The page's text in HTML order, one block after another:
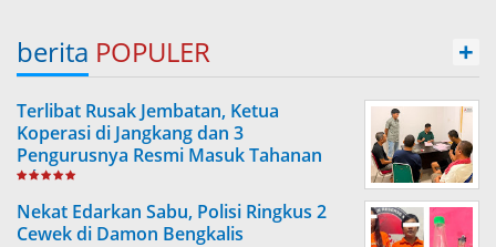
berita POPULER +
Terlibat Rusak Jembatan, Ketua
Koperasi di Jangkang dan 3
Pengurusnya Resmi Masuk Tahanan
Jaksa
Nekat Edarkan Sabu, Polisi Ringkus 2
Cewek di Damon Bengkalis